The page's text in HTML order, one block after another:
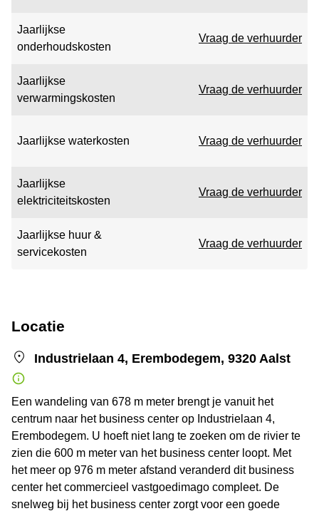
Jaarlijkse
onderhoudskosten
Vraag de verhuurder
Jaarlijkse
verwarmingskosten
Vraag de verhuurder
Jaarlijkse waterkosten Vraag de verhuurder
Jaarlijkse
elektriciteitskosten
Vraag de verhuurder
Jaarlijkse huur &
servicekosten
Vraag de verhuurder
Locatie
Industrielaan 4, Erembodegem, 9320 Aalst
Een wandeling van 678 m meter brengt je vanuit het
centrum naar het business center op Industrielaan 4,
Erembodegem. U hoeft niet lang te zoeken om de rivier te
zien die 600 m meter van het business center loopt. Met
het meer op 976 m meter afstand veranderd dit business
center het commercieel vastgoedimago compleet. De
snelweg bij het business center zorgt voor een goede